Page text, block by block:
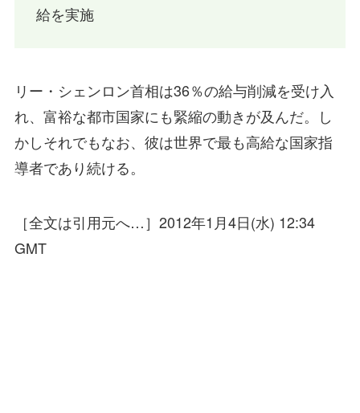
給を実施
リー・シェンロン首相は36％の給与削減を受け入
れ、富裕な都市国家にも緊縮の動きが及んだ。し
かしそれでもなお、彼は世界で最も高給な国家指
導者であり続ける。
［全文は引用元へ…］2012年1月4日(水) 12:34
GMT